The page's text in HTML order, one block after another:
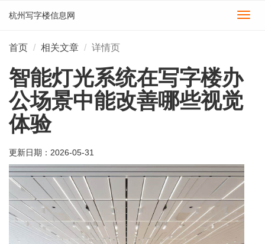
切
杭州写字楼信息网
首页 相关文章 详情页
智能灯光系统在写字楼办
公场景中能改善哪些视觉
体验
更新日期： 2026-05-31